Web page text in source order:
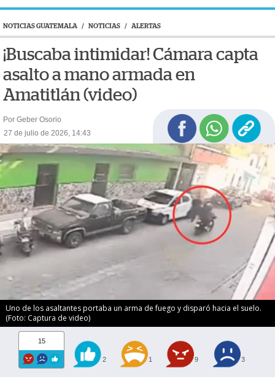
NOTICIAS GUATEMALA / NOTICIAS / ALERTAS
¡Buscaba intimidar! Cámara capta
asalto a mano armada en
Amatitlán (video)
Por Geber Osorio
27 de julio de 2026, 14:43
Uno de los asaltantes portaba un arma de fuego y disparó hacia el suelo.
(Foto: Captura de video)
15
2 1 9 3